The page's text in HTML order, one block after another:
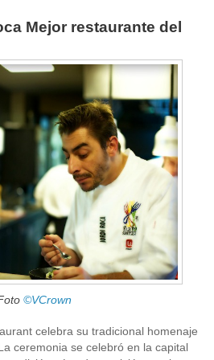
Mejor restaurante del
©VCrown
celebra su tradicional homenaje
ceremonia se celebró en la capital